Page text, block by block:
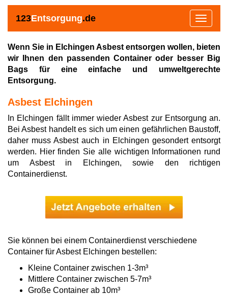
123Entsorgung.de
Toggle
Wenn Sie in Elchingen Asbest entsorgen wollen, bieten
wir Ihnen den passenden Container oder besser Big
Bags für eine einfache und umweltgerechte
Entsorgung.
Asbest Elchingen
In Elchingen fällt immer wieder Asbest zur Entsorgung an.
Bei Asbest handelt es sich um einen gefährlichen Baustoff,
daher muss Asbest auch in Elchingen gesondert entsorgt
werden. Hier finden Sie alle wichtigen Informationen rund
um Asbest in Elchingen, sowie den richtigen
Containerdienst.
Sie können bei einem Containerdienst verschiedene
Container für Asbest Elchingen bestellen:
Kleine Container zwischen 1-3m³
Mittlere Container zwischen 5-7m³
Große Container ab 10m³